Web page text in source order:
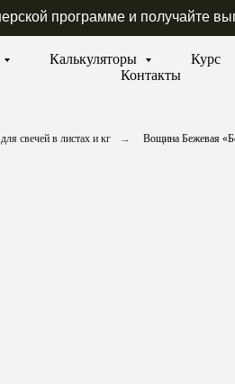
программе и получайте
Калькуляторы Курс
Контакты
свечей в листах и кг → Вощина Бежевая